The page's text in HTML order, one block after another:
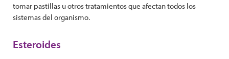
tomar pastillas u otros tratamientos que afectan todos los
sistemas del organismo.
Esteroides